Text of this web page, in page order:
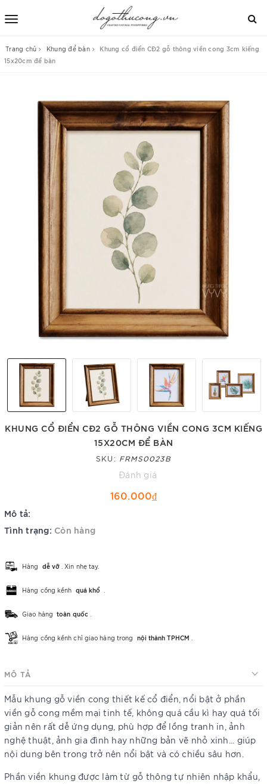
Trang chủ Khung để bàn
Khung cổ điển CĐ2 gỗ thông viền cong 3cm kiếng
15x20cm để bàn
KHUNG CỔ ĐIỂN CĐ2 GỖ THÔNG VIỀN CONG 3CM KIẾNG
15X20CM ĐỂ BÀN
SKU: FRMS0023B
Đánh giá
160.000₫
Mô tả:
Tình trạng: Còn hàng
Hàng dễ vỡ . Xin nhẹ tay.
Hàng cồng kềnh quá khổ
Giao hàng toàn quốc
Hàng cồng kềnh chỉ giao hàng trong nội thành TPHCM
MÔ TẢ
Mẫu khung gỗ viền cong thiết kế cổ điển, nổi bật ở phần
viền gỗ cong mềm mại tinh tế, không quá cầu kì hay quá tối
giản nên rất dễ ứng dụng, phù hợp để lồng tranh in, ảnh
nghệ thuật, ảnh gia đình hay những bản vẽ nhỏ xinh... giúp
nội dung bên trong trở nên nổi bật và có chiều sâu hơn.
Phần viền khung được làm từ gỗ thông tự nhiên nhập khẩu,